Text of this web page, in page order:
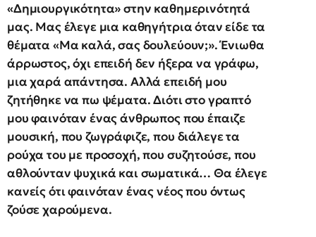
«Δημιουργικότητα» στην καθημερινότητά
μας. Μας έλεγε μια καθηγήτρια όταν είδε τα
θέματα «Μα καλά, σας δουλεύουν;». Ένιωθα
άρρωστος, όχι επειδή δεν ήξερα να γράφω,
μια χαρά απάντησα. Αλλά επειδή μου
ζητήθηκε να πω ψέματα. Διότι στο γραπτό
μου φαινόταν ένας άνθρωπος που έπαιζε
μουσική, που ζωγράφιζε, που διάλεγε τα
ρούχα του με προσοχή, που συζητούσε, που
αθλούνταν ψυχικά και σωματικά… Θα έλεγε
κανείς ότι φαινόταν ένας νέος που όντως
ζούσε χαρούμενα.